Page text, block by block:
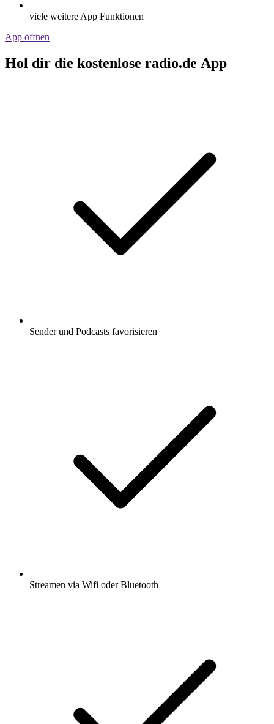
viele weitere App Funktionen
App öffnen
Hol dir die kostenlose radio.de App
Sender und Podcasts favorisieren
Streamen via Wifi oder Bluetooth